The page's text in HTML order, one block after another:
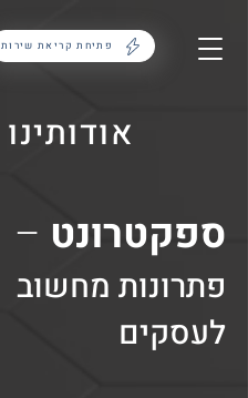
פתיחת קריאת שירות
אודותינו
ספקטרונט –
פתרונות מחשוב
לעסקים